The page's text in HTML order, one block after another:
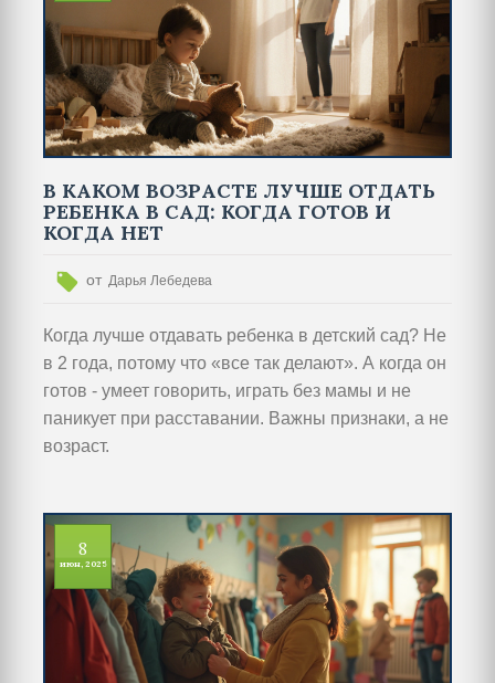
В КАКОМ ВОЗРАСТЕ ЛУЧШЕ ОТДАТЬ
РЕБЕНКА В САД: КОГДА ГОТОВ И
КОГДА НЕТ
от Дарья Лебедева
Когда лучше отдавать ребенка в детский сад? Не
в 2 года, потому что «все так делают». А когда он
готов - умеет говорить, играть без мамы и не
паникует при расставании. Важны признаки, а не
возраст.
8
июн, 2025